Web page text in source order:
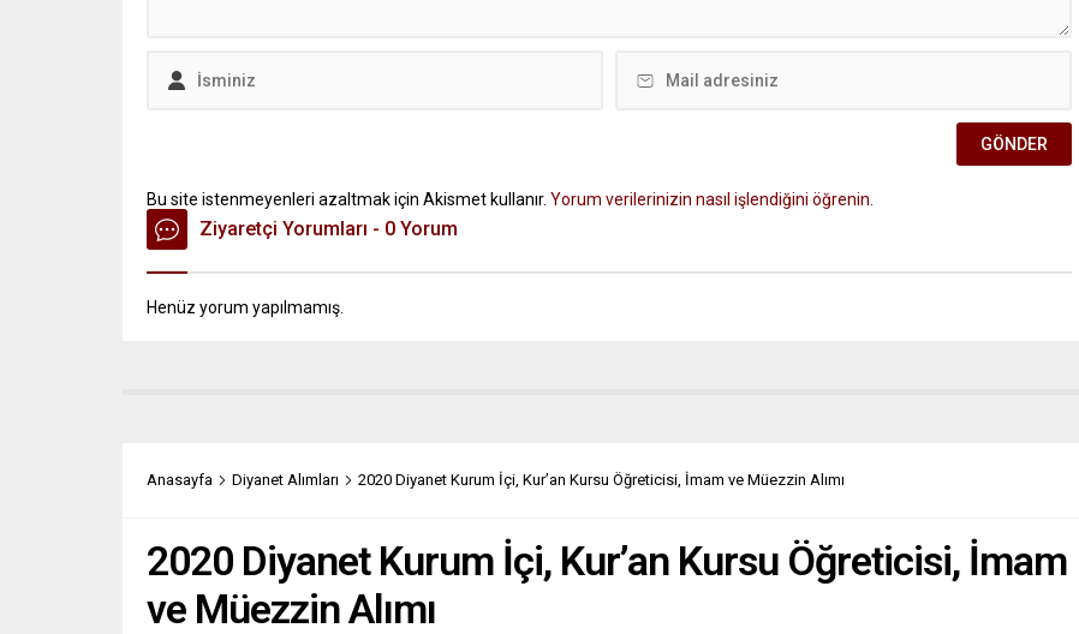
Bu site istenmeyenleri azaltmak için Akismet kullanır. Yorum verilerinizin nasıl işlendiğini öğrenin.
Ziyaretçi Yorumları - 0 Yorum
Henüz yorum yapılmamış.
Anasayfa Diyanet Alımları 2020 Diyanet Kurum İçi, Kur’an Kursu Öğreticisi, İmam ve Müezzin Alımı
2020 Diyanet Kurum İçi, Kur’an Kursu Öğreticisi, İmam
ve Müezzin Alımı